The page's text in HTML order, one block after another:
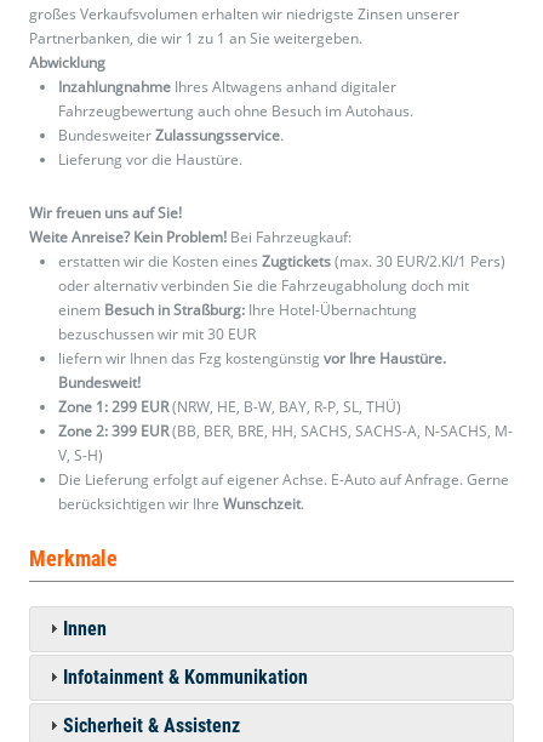
großes Verkaufsvolumen erhalten wir niedrigste Zinsen unserer
Partnerbanken, die wir 1 zu 1 an Sie weitergeben.
Abwicklung
Inzahlungnahme Ihres Altwagens anhand digitaler
Fahrzeugbewertung auch ohne Besuch im Autohaus.
BundesweiterZulassungsservice.
Lieferung vor die Haustüre.
Wir freuen uns auf Sie!
Weite Anreise? Kein Problem! Bei Fahrzeugkauf:
erstatten wir die Kosten eines Zugtickets(max. 30 EUR/2.Kl/1 Pers)
oder alternativ verbinden Sie die Fahrzeugabholung doch mit
einem Besuch in Straßburg: Ihre Hotel-Übernachtung
bezuschussen wir mit 30 EUR
liefern wir Ihnen das Fzg kostengünstig vor Ihre Haustüre.
Bundesweit!
Zone 1: 299 EUR(NRW, HE, B-W, BAY, R-P, SL, THÜ)
Zone 2: 399 EUR(BB, BER, BRE, HH, SACHS, SACHS-A, N-SACHS, M-
V, S-H)
Die Lieferung erfolgt auf eigener Achse. E-Auto auf Anfrage. Gerne
berücksichtigen wir Ihre Wunschzeit.
Merkmale
Innen
Infotainment & Kommunikation
Sicherheit & Assistenz